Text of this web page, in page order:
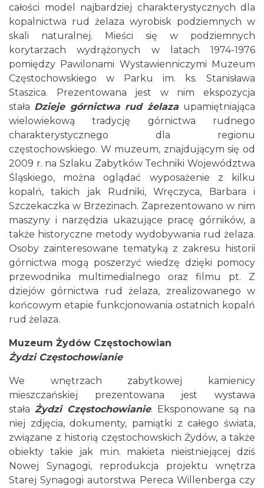
całości model najbardziej charakterystycznych dla
kopalnictwa rud żelaza wyrobisk podziemnych w
skali naturalnej. Mieści się w podziemnych
korytarzach wydrążonych w latach 1974-1976
pomiędzy Pawilonami Wystawienniczymi Muzeum
Częstochowskiego w Parku im. ks. Stanisława
Staszica. Prezentowana jest w nim ekspozycja
stała Dzieje górnictwa rud żelaza upamiętniająca
wielowiekową tradycję górnictwa rudnego
charakterystycznego dla regionu
częstochowskiego. W muzeum, znajdującym się od
2009 r. na Szlaku Zabytków Techniki Województwa
Śląskiego, można oglądać wyposażenie z kilku
kopalń, takich jak Rudniki, Wręczyca, Barbara i
Szczekaczka w Brzezinach. Zaprezentowano w nim
maszyny i narzędzia ukazujące pracę górników, a
także historyczne metody wydobywania rud żelaza.
Osoby zainteresowane tematyką z zakresu historii
górnictwa mogą poszerzyć wiedzę dzięki pomocy
przewodnika multimedialnego oraz filmu pt. Z
dziejów górnictwa rud żelaza, zrealizowanego w
końcowym etapie funkcjonowania ostatnich kopalń
rud żelaza.
Muzeum Żydów Częstochowian
Żydzi Częstochowianie
We wnętrzach zabytkowej kamienicy
mieszczańskiej prezentowana jest wystawa
stała Żydzi Częstochowianie. Eksponowane są na
niej zdjęcia, dokumenty, pamiątki z całego świata,
związane z historią częstochowskich Żydów, a także
obiekty takie jak m.in. makieta nieistniejącej dziś
Nowej Synagogi, reprodukcja projektu wnętrza
Starej Synagogi autorstwa Pereca Willenberga czy